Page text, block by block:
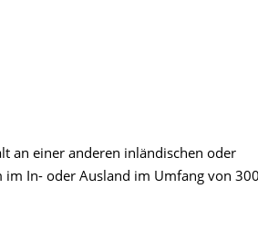
an einer anderen inländischen oder
im In- oder Ausland im Umfang von 300